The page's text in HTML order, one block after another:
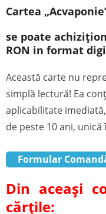
Cartea
se poate
RON in format
Această carte nu
simplă lectură! Ea
aplicabilitate
de peste 10 ani,
Formular
Din aceași
cărțile: